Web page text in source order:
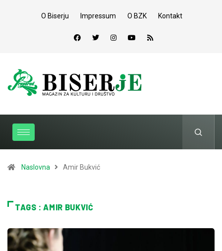
O Biserju Impressum O BZK Kontakt
Naslovna Amir Bukvić
TAGS : AMIR BUKVIĆ